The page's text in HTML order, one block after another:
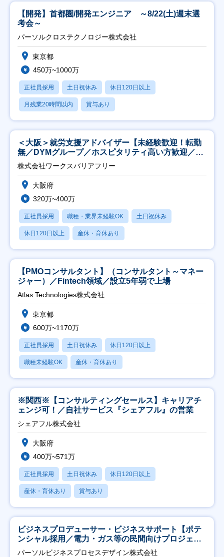
【開発】首都圏/開発エンジニア ～8/22(土)週末選
考会～
パーソルクロステクノロジー株式会社
東京都
450万~1000万
正社員採用 土日祝休み 休日120日以上
月残業20時間以内 賞与あり
＜大阪＞就労支援アドバイザー【未経験歓迎！転勤
無／DYMグループ／ホスピタリティ高い方歓迎／土
日祝】
株式会社ワークスバリアフリー
大阪府
320万~400万
正社員採用 職種・業界未経験OK 土日祝休み
休日120日以上 産休・育休あり
【PMOコンサルタント】（コンサルタント～マネー
ジャー）／Fintech領域／設立5年弱で上場
Atlas Technologies株式会社
東京都
600万~1170万
正社員採用 土日祝休み 休日120日以上
職種未経験OK 産休・育休あり
※関西※【コンサルティングセールス】キャリアチ
ェンジ可！／自社サービス『シェアフル』の営業
シェアフル株式会社
大阪府
400万~571万
正社員採用 土日祝休み 休日120日以上
産休・育休あり 賞与あり
ビジネスプロデューサー・ビジネスサポート【ポテ
ンシャル採用／電力・ガス等の民間向けプロジェク
ト推進】
パーソルビジネスプロセスデザイン株式会社